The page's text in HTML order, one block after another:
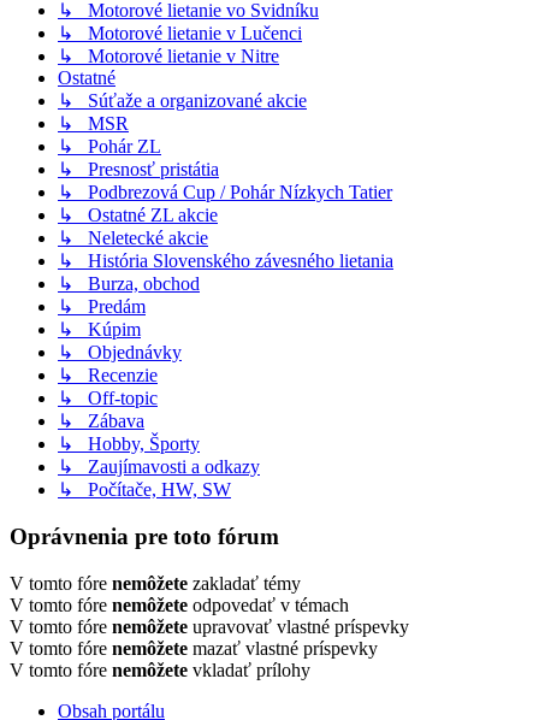
↳ Motorové lietanie vo Svidníku
↳ Motorové lietanie v Lučenci
↳ Motorové lietanie v Nitre
Ostatné
↳ Súťaže a organizované akcie
↳ MSR
↳ Pohár ZL
↳ Presnosť pristátia
↳ Podbrezová Cup / Pohár Nízkych Tatier
↳ Ostatné ZL akcie
↳ Neletecké akcie
↳ História Slovenského závesného lietania
↳ Burza, obchod
↳ Predám
↳ Kúpim
↳ Objednávky
↳ Recenzie
↳ Off-topic
↳ Zábava
↳ Hobby, Športy
↳ Zaujímavosti a odkazy
↳ Počítače, HW, SW
Oprávnenia pre toto fórum
V tomto fóre nemôžete zakladať témy
V tomto fóre nemôžete odpovedať v témach
V tomto fóre nemôžete upravovať vlastné príspevky
V tomto fóre nemôžete mazať vlastné príspevky
V tomto fóre nemôžete vkladať prílohy
Obsah portálu